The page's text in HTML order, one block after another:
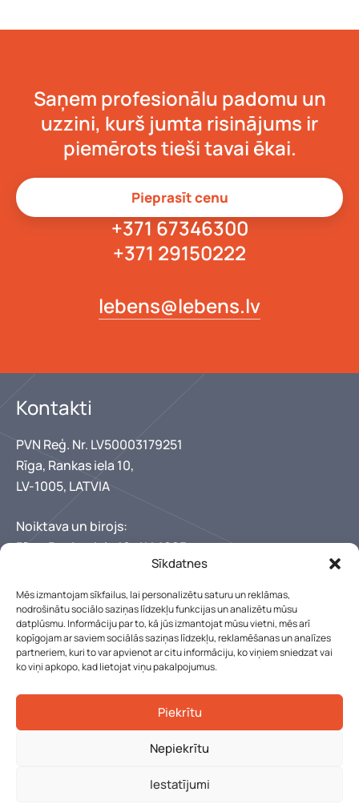
Sīkdatnes
Mēs izmantojam sīkfailus, lai personalizētu saturu un reklāmas,
nodrošinātu sociālo saziņas līdzekļu funkcijas un analizētu mūsu
datplūsmu. Informāciju par to, kā jūs izmantojat mūsu vietni, mēs arī
kopīgojam ar saviem sociālās saziņas līdzekļu, reklamēšanas un analīzes
partneriem, kuri to var apvienot ar citu informāciju, ko viņiem sniedzat vai
ko viņi apkopo, kad lietojat viņu pakalpojumus.
Piekrītu
Nepiekrītu
Iestatījumi
Saņem profesionālu padomu un
uzzini, kurš jumta risinājums ir
piemērots tieši tavai ēkai.
Pieprasīt cenu
+371 67346300
+371 29150222
lebens@lebens.lv
Kontakti
PVN Reģ. Nr. LV50003179251
Rīga, Rankas iela 10,
LV-1005, LATVIA
Noiktava un birojs:
Rīga, Rankas iela 10,, LV-1005
+371 29150222
lebens@lebens.lv
Mūsu darba laiks
Pirmdiena - piektdiena: 8:00 - 17:00